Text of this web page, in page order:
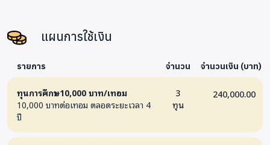
แผนการใช้เงิน
รายการ จำนวน จำนวนเงิน (บาท)
ทุนการศึกษา 10,000 บาท/เทอม
10,000 บาทต่อเทอม ตลอดระยะเวลา 4
ปี
3
ทุน
240,000.00